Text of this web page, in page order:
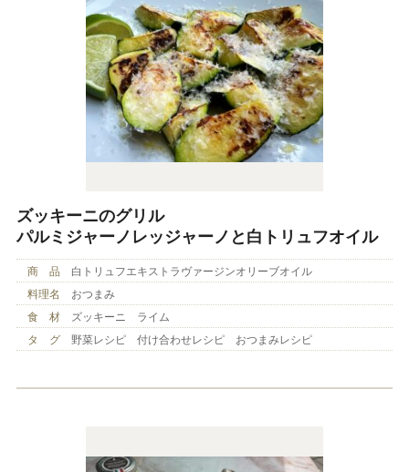
ズッキーニのグリル
パルミジャーノレッジャーノと白トリュフオイル
商 品
白トリュフエキストラヴァージンオリーブオイル
料理名
おつまみ
食 材
ズッキーニ ライム
タ グ
野菜レシピ 付け合わせレシピ おつまみレシピ